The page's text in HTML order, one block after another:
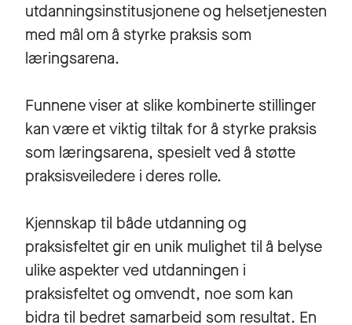
utdanningsinstitusjonene og helsetjenesten
med mål om å styrke praksis som
læringsarena.
Funnene viser at slike kombinerte stillinger
kan være et viktig tiltak for å styrke praksis
som læringsarena, spesielt ved å støtte
praksisveiledere i deres rolle.
Kjennskap til både utdanning og
praksisfeltet gir en unik mulighet til å belyse
ulike aspekter ved utdanningen i
praksisfeltet og omvendt, noe som kan
bidra til bedret samarbeid som resultat. En